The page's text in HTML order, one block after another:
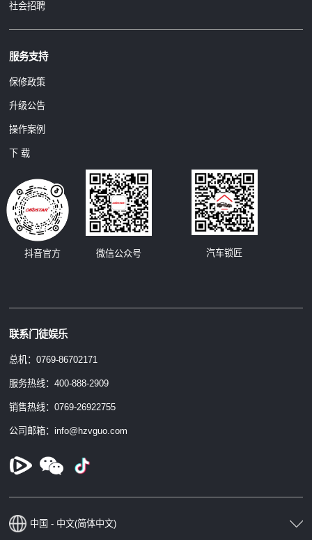
社会招聘
服务支持
保修政策
升级公告
操作案例
下 载
微信公众号
抖音官方 汽车锁匠
联系门徒娱乐
总机：0769-86702171
服务热线：400-888-2909
销售热线：0769-26922755
公司邮箱：info@hzvguo.com
中国 - 中文(简体中文)